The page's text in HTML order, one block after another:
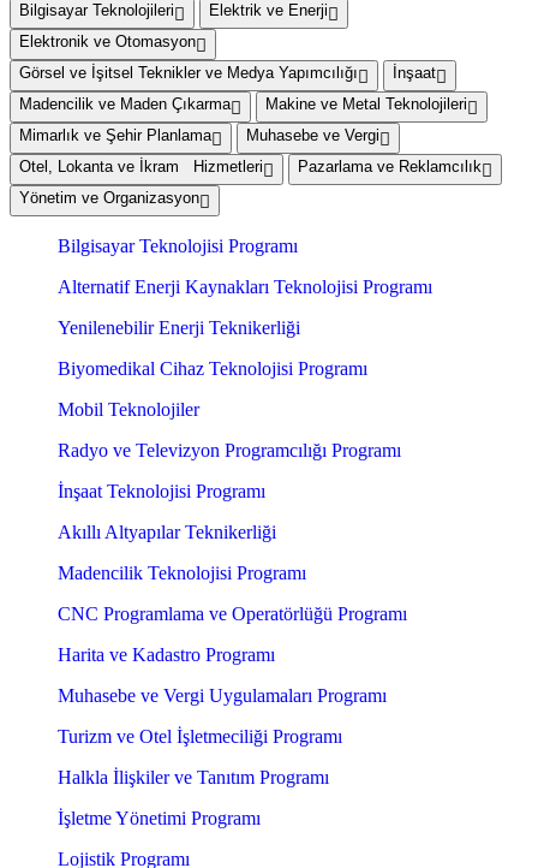
Bilgisayar Teknolojileri
Elektrik ve Enerji
Elektronik ve Otomasyon
Görsel ve İşitsel Teknikler ve Medya Yapımcılığı
İnşaat
Madencilik ve Maden Çıkarma
Makine ve Metal Teknolojileri
Mimarlık ve Şehir Planlama
Muhasebe ve Vergi
Otel, Lokanta ve İkram Hizmetleri
Pazarlama ve Reklamcılık
Yönetim ve Organizasyon
Bilgisayar Teknolojisi Programı
Alternatif Enerji Kaynakları Teknolojisi Programı
Yenilenebilir Enerji Teknikerliği
Biyomedikal Cihaz Teknolojisi Programı
Mobil Teknolojiler
Radyo ve Televizyon Programcılığı Programı
İnşaat Teknolojisi Programı
Akıllı Altyapılar Teknikerliği
Madencilik Teknolojisi Programı
CNC Programlama ve Operatörlüğü Programı
Harita ve Kadastro Programı
Muhasebe ve Vergi Uygulamaları Programı
Turizm ve Otel İşletmeciliği Programı
Halkla İlişkiler ve Tanıtım Programı
İşletme Yönetimi Programı
Lojistik Programı